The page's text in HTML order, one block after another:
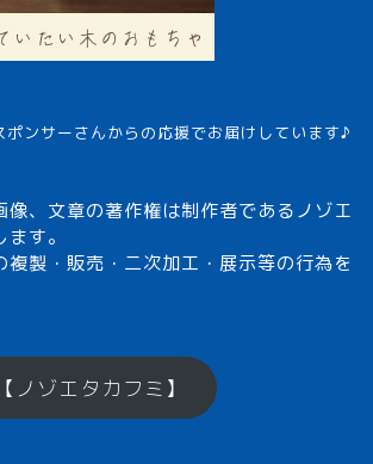
ポンサーさんからの応援でお届けしています♪
、文章の著作権は制作者であるノゾエ
す。
複製・販売・二次加工・展示等の行為を
ノゾエタカフミ】
メモざるとは？